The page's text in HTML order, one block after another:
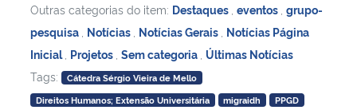
Outras categorias do item: Destaques eventos grupo-
pesquisa Notícias Notícias Gerais Notícias Página
Inicial
Projetos Sem categoria Últimas Notícias
Tags:
Cátedra Sérgio Vieira de Mello
Direitos Humanos; Extensão Universitária
migraidh PPGD